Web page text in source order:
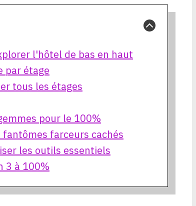
l'hôtel de bas en haut
par étage
tous les étages
pour le 100%
farceurs cachés
les outils essentiels
3 à 100%